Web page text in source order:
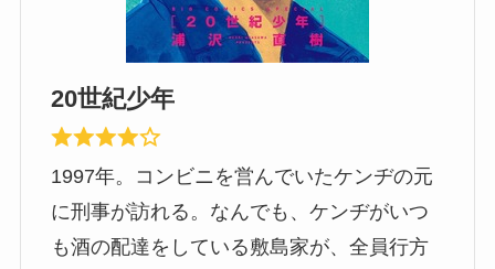
20世紀少年
1997年。コンビニを営んでいたケンヂの元
に刑事が訪れる。なんでも、ケンヂがいつ
も酒の配達をしている敷島家が、全員行方